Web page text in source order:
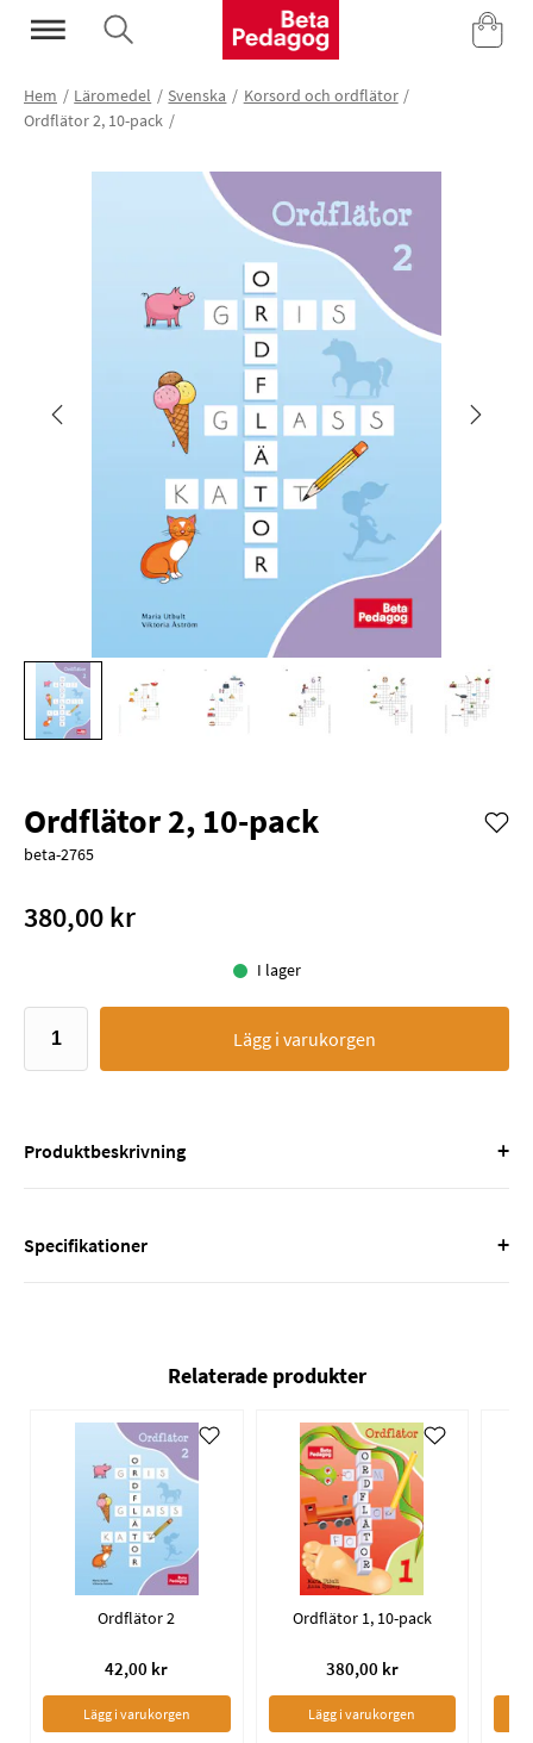
Mina Sidor
Hem Läromedel Svenska
Korsord och ordflätor
Ordflätor 2, 10-pack
Ordflätor 2, 10-pack
beta-2765
380,00 kr
I lager
Lägg i varukorgen
Produktbeskrivning +
Specifikationer +
Relaterade produkter
Ordflätor 2
42,00 kr
Lägg i varukorgen
Ordflätor 1, 10-pack
380,00 kr
Lägg i varukorgen